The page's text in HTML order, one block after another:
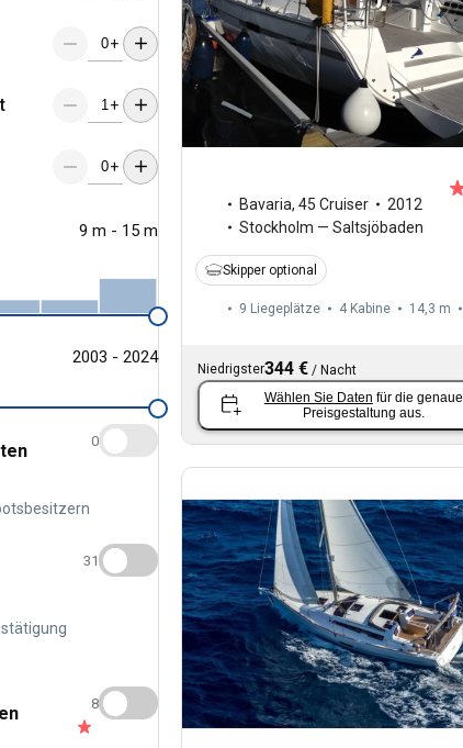
+
+
+
9 m - 15 m
2003 - 2024
0
31
8
Bavaria, 45 Cruiser
2012
Stockholm — Saltsjöbaden
Skipper optional
9 Liegeplätze 4 Kabine 14,3 m
Niedrigster344 € / Nacht
Wählen Sie Daten für die genaue
Preisgestaltung aus.